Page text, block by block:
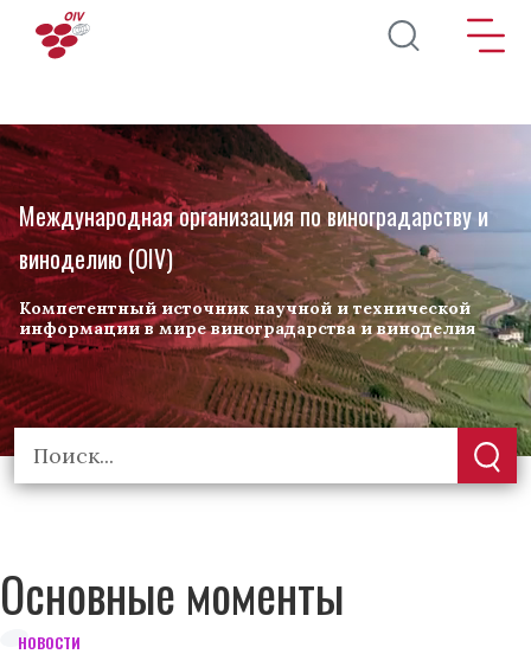
Перейти к основному содержанию
Международная организация по виноградарству и
виноделию (OIV)
Компетентный источник научной и технической
информации в мире виноградарства и виноделия
Основные моменты
НОВОСТИ